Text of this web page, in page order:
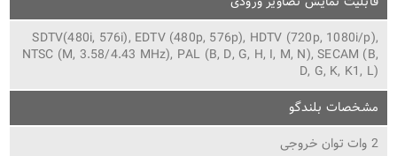
SDTV(480i, 576i), EDTV (480p, 576p), HDTV (720p, 1080i/p),
NTSC (M, 3.58/4.43 MHz), PAL (B, D, G, H, I, M, N), SECAM (B,
D, G, K, K1, L)
مشخصات بلندگو
2 وات توان خروجی